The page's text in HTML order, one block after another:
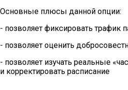
Основные плюсы данной опции:
- позволяет фиксировать трафик
- позволяет оценить
- позволяет изучать реальные
и корректировать расписание